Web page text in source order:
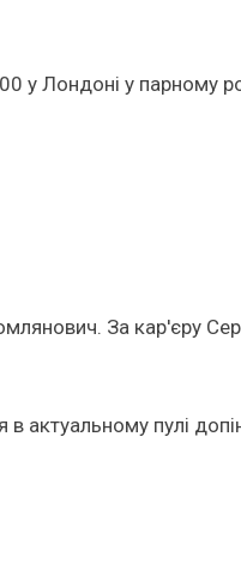
у Лондоні у парному
За кар'єру
актуальному пулі